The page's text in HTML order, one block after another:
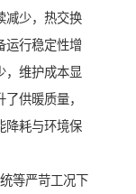
减少，热交换
运行稳定性增
，维护成本显
供暖质量，
降耗与环境保
等严苛工况下